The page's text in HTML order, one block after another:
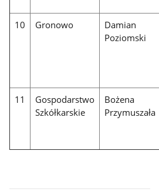
10 Gronowo
Damian
Poziomski
11
Gospodarstwo
Szkółkarskie
Bożena
Przymuszała